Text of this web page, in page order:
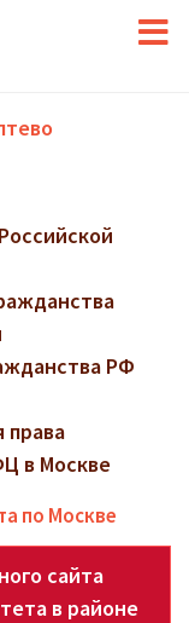
РФ
права
в Москве
по Москве
сайта
в районе